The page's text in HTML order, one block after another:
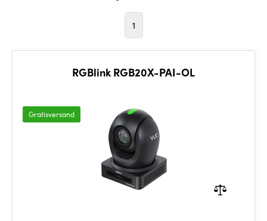
1
RGBlink RGB20X-PAI-OL
Gratisversand